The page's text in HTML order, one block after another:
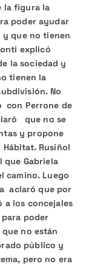
la figura la
poder ayudar
y que no tienen
explicó
la sociedad y
tienen la
No
con Perrone de
que no se
y propone
Rusiñol
que Gabriela
camino. Luego
aclaró que por
a los concejales
poder
no están
público y
pero no era